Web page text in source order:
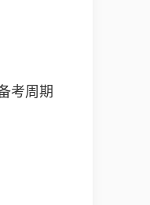
考周期